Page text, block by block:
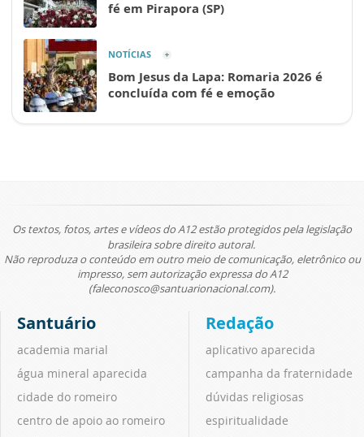
fé em Pirapora (SP)
NOTÍCIAS
Bom Jesus da Lapa: Romaria 2026 é
concluída com fé e emoção
Os textos, fotos, artes e vídeos do A12 estão protegidos pela legislação
brasileira sobre direito autoral.
Não reproduza o conteúdo em outro meio de comunicação, eletrônico ou
impresso, sem autorização expressa do A12
(faleconosco@santuarionacional.com).
Santuário
academia marial
água mineral aparecida
cidade do romeiro
centro de apoio ao romeiro
Redação
aplicativo aparecida
campanha da fraternidade
dúvidas religiosas
espiritualidade